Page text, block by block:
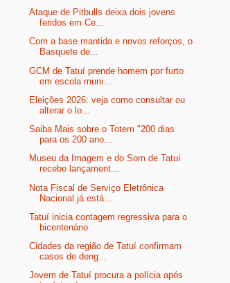
Ataque de Pitbulls deixa dois jovens
feridos em Ce...
Com a base mantida e novos reforços, o
Basquete de...
GCM de Tatuí prende homem por furto
em escola muni...
Eleições 2026: veja como consultar ou
alterar o lo...
Saiba Mais sobre o Totem "200 dias
para os 200 ano...
Museu da Imagem e do Som de Tatuí
recebe lançament...
Nota Fiscal de Serviço Eletrônica
Nacional já está...
Tatuí inicia contagem regressiva para o
bicentenário
Cidades da região de Tatuí confirmam
casos de deng...
Jovem de Tatuí procura a polícia após